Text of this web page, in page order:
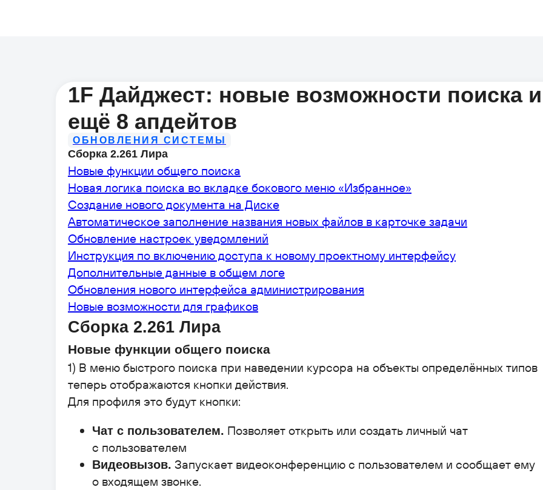
1F Дайджест: новые возможности поиска и
ещё 8 апдейтов
ОБНОВЛЕНИЯ СИСТЕМЫ
Сборка 2.261 Лира
Новые функции общего поиска
Новая логика поиска во вкладке бокового меню «Избранное»
Создание нового документа на Диске
Автоматическое заполнение названия новых файлов в карточке задачи
Обновление настроек уведомлений
Инструкция по включению доступа к новому проектному интерфейсу
Дополнительные данные в общем логе
Обновления нового интерфейса администрирования
Новые возможности для графиков
Сборка 2.261 Лира
Новые функции общего поиска
1) В меню быстрого поиска при наведении курсора на объекты определённых типов
теперь отображаются кнопки действия.
Для профиля это будут кнопки:
Чат с пользователем. Позволяет открыть или создать личный чат
с пользователем
Видеовызов. Запускает видеоконференцию с пользователем и сообщает ему
о входящем звонке.